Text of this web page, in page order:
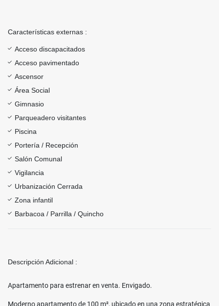
Características externas :
Acceso discapacitados
Acceso pavimentado
Ascensor
Área Social
Gimnasio
Parqueadero visitantes
Piscina
Portería / Recepción
Salón Comunal
Vigilancia
Urbanización Cerrada
Zona infantil
Barbacoa / Parrilla / Quincho
Descripción Adicional :
Apartamento para estrenar en venta. Envigado.
Moderno apartamento de 100 m², ubicado en una zona estratégica